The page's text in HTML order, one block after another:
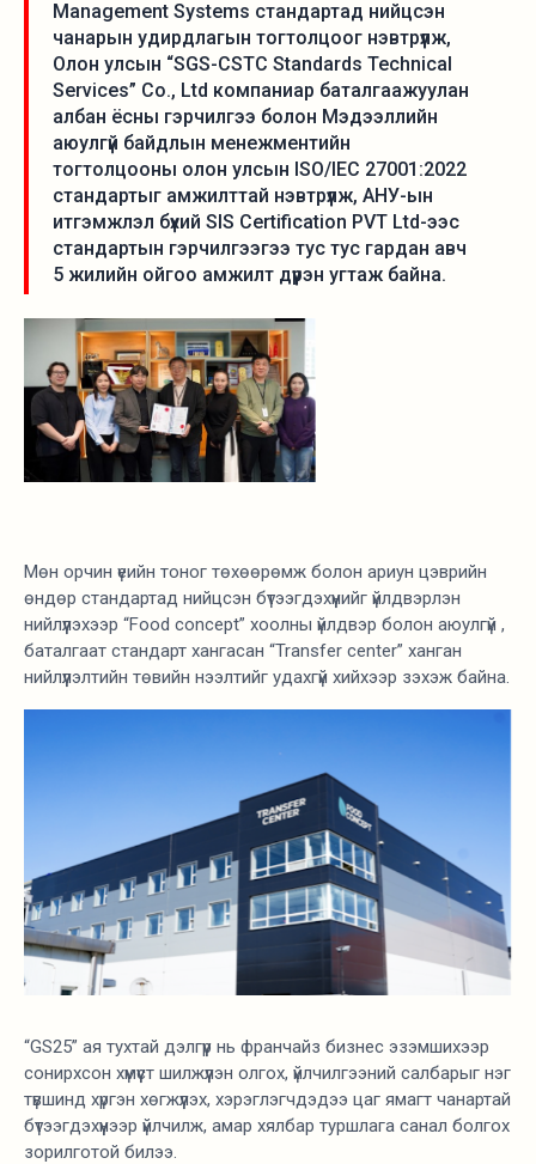
Management Systems стандартад нийцсэн
чанарын удирдлагын тогтолцоог нэвтрүүлж,
Олон улсын “SGS-CSTC Standards Technical
Services” Co., Ltd компаниар баталгаажуулан
албан ёсны гэрчилгээ болон Мэдээллийн
аюулгүй байдлын менежментийн
тогтолцооны олон улсын ISO/IEC 27001:2022
стандартыг амжилттай нэвтрүүлж, АНУ-ын
итгэмжлэл бүхий SIS Certification PVT Ltd-ээс
стандартын гэрчилгээгээ тус тус гардан авч
5 жилийн ойгоо амжилт дүүрэн угтаж байна.
Мөн орчин үеийн тоног төхөөрөмж болон ариун цэврийн
өндөр стандартад нийцсэн бүтээгдэхүүнийг үйлдвэрлэн
нийлүүлэхээр “Food concept” хоолны үйлдвэр болон аюулгүй ,
баталгаат стандарт хангасан “Transfer center” ханган
нийлүүлэлтийн төвийн нээлтийг удахгүй хийхээр зэхэж байна.
“GS25” ая тухтай дэлгүүр нь франчайз бизнес эзэмшихээр
сонирхсон хүмүүст шилжүүлэн олгох, үйлчилгээний салбарыг нэг
түвшинд хүргэн хөгжүүлэх, хэрэглэгчдэдээ цаг ямагт чанартай
бүтээгдэхүүнээр үйлчилж, амар хялбар туршлага санал болгох
зорилготой билээ.